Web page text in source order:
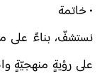
• خاتمة
نستشفّ، بناءً على
على رؤيةٍ منهجيّةٍ